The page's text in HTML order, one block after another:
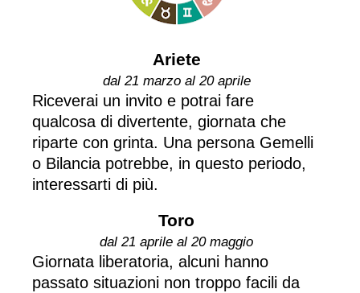
Ariete
dal 21 marzo al 20 aprile
Riceverai un invito e potrai fare
qualcosa di divertente, giornata che
riparte con grinta. Una persona Gemelli
o Bilancia potrebbe, in questo periodo,
interessarti di più.
Toro
dal 21 aprile al 20 maggio
Giornata liberatoria, alcuni hanno
passato situazioni non troppo facili da